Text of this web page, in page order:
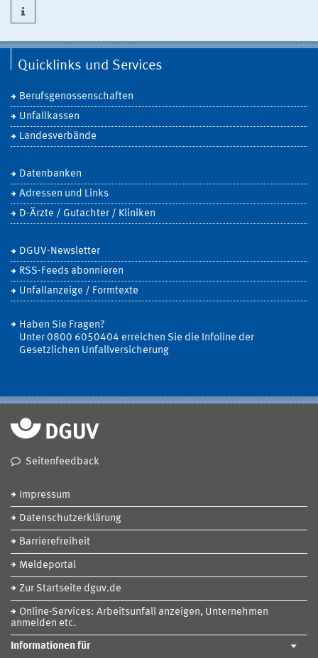
Quicklinks und Services
Berufsgenossenschaften
Unfallkassen
Landesverbände
Datenbanken
Adressen und Links
D-Ärzte / Gutachter / Kliniken
DGUV-Newsletter
RSS-Feeds abonnieren
Unfallanzeige / Formtexte
Haben Sie Fragen?
Unter 0800 6050404 erreichen Sie die Infoline der
Gesetzlichen Unfallversicherung
Seitenfeedback
Impressum
Datenschutzerklärung
Barrierefreiheit
Meldeportal
Zur Startseite dguv.de
Online-Services: Arbeitsunfall anzeigen, Unternehmen
anmelden etc.
Informationen für